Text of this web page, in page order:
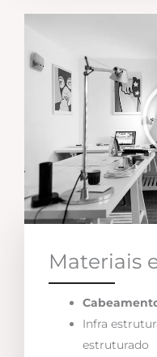
Materiais
Infra
estruturado